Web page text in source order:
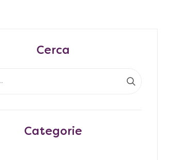
Cerca
Categorie